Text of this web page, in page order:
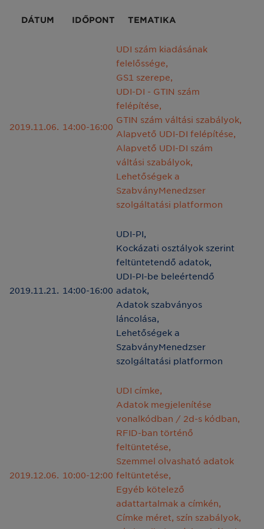
DÁTUM IDŐPONT TEMATIKA
2019.11.06. 14:00-16:00
UDI szám kiadásának
felelőssége,
GS1 szerepe,
UDI-DI - GTIN szám
felépítése,
GTIN szám váltási szabályok,
Alapvető UDI-DI felépítése,
Alapvető UDI-DI szám
váltási szabályok,
Lehetőségek a
SzabványMenedzser
szolgáltatási platformon
2019.11.21. 14:00-16:00
UDI-PI,
Kockázati osztályok szerint
feltüntetendő adatok,
UDI-PI-be beleértendő
adatok,
Adatok szabványos
láncolása,
Lehetőségek a
SzabványMenedzser
szolgáltatási platformon
2019.12.06. 10:00-12:00
UDI címke,
Adatok megjelenítése
vonalkódban / 2d-s kódban,
RFID-ban történő
feltüntetése,
Szemmel olvasható adatok
feltüntetése,
Egyéb kötelező
adattartalmak a címkén,
Címke méret, szín szabályok,